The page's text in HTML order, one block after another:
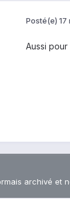
Posté(e) 17
Aussi
archivé et